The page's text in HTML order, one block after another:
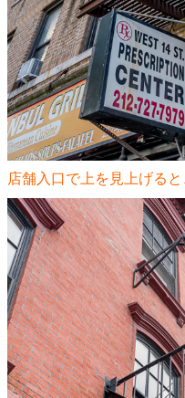
店舗入口で上を見上げる